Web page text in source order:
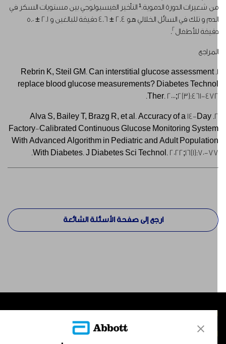
من شعيرات الدورة الدموية.¹ التأخير الفيسيولوجي بين مستويات السكر في
الدم و تلك في السائل الخلالي هو 2.4 ± 4.6 دقيقة للبالغين و 2.1 ± 5.0
للأطفال2
.
1. Rebrin K, Steil GM. Can interstitial glucose assessment
replace blood glucose measurements? Diabetes
Ther. 2000;2(3):461-
2. Alva S, Bailey T, Brazg R, et al. Accuracy of a 14-Day
Factory-Calibrated Continuous Glucose Monitoring
With Advanced Algorithm in Pediatric and Adult
With Diabetes. J Diabetes Sci Technol. 2022;16(1):70-
ارجع إلى صفحة الأسئلة الشائعة
بنا